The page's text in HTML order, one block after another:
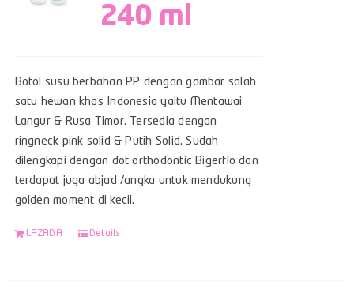
240 ml
Botol susu berbahan PP dengan gambar salah
satu hewan khas Indonesia yaitu Mentawai
Langur & Rusa Timor. Tersedia dengan
ringneck pink solid & Putih Solid. Sudah
dilengkapi dengan dot orthodontic Bigerflo dan
terdapat juga abjad /angka untuk mendukung
golden moment di kecil.
LAZADA Details